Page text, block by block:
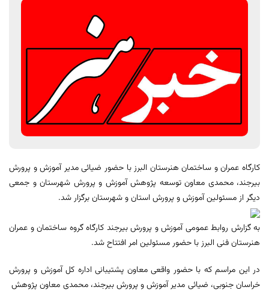
کارگاه عمران و ساختمان هنرستان البرز با حضور ضیائی مدیر آموزش و پرورش
بیرجند، محمدی معاون توسعه پژوهش آموزش و پرورش شهرستان و جمعی
دیگر از مسئولین آموزش و پرورش استان و شهرستان برگزار شد.
به گزارش روابط عمومی آموزش و پرورش بیرجند کارگاه گروه ساختمان و عمران
هنرستان فنی البرز با حضور مسئولین امر افتتاح شد.
در این مراسم که با حضور واقعی معاون پشتیبانی اداره کل آموزش و پرورش
خراسان جنوبی، ضیائی مدیر آموزش و پرورش بیرجند، محمدی معاون پژوهش